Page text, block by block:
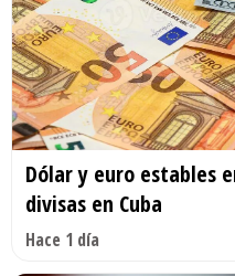
Dólar y euro estables
divisas en Cuba
Hace 1 día